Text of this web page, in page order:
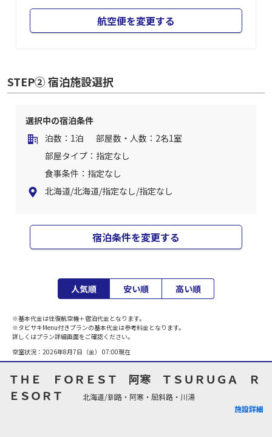
航空便を変更する
STEP② 宿泊施設選択
選択中の宿泊条件
泊数：1泊
部屋数・人数：2名1室
部屋タイプ：指定なし
食事条件：指定なし
北海道/北海道/指定なし/指定なし
宿泊条件を変更する
人気順 安い順 高い順
※基本代金は往復航空機＋宿泊代金となります。
※タビサキMenu付きプランの基本代金は参考料金となります。
詳しくはプラン詳細画面をご確認ください。
空室状況： 2026年8月7日（金） 07:00現在
ＴＨＥ ＦＯＲＥＳＴ 阿寒 ＴＳＵＲＵＧＡ Ｒ
ＥＳＯＲＴ
北海道/釧路・阿寒・屈斜路・川湯
施設詳細